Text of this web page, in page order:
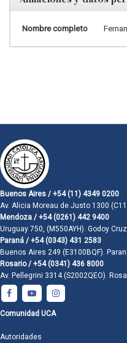
Nombre completo
Buenos Aires / +54 (11) 4349 0200
Av. Alicia Moreau de Justo 1300
Mendoza / +54 (0261) 442 9400
Uruguay 750, (M550AYH). Godoy
Paraná / +54 (0343) 431 2583
Buenos Aires 249 (E3100BQF).
Rosario / +54 (0341) 436 8000
Av. Pellegrini 3314 (S2002QEO).
Comunidad UCA
Autoridades